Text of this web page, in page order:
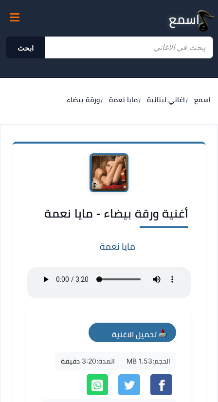
اسمع
ابحث
اسمع اغاني لبنانية مايا نعمة ورقة بيضاء
أغنية ورقة بيضاء - مايا نعمة
مايا نعمة
تحميل الاغنية
mp3
الحجم:1.53 MB المدة:3:20 دقيقة